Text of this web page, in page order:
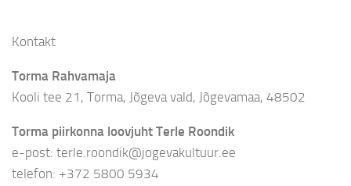
Kontakt
Torma Rahvamaja
Kooli tee 21, Torma, Jõgeva vald, Jõgevamaa, 48502
Torma piirkonna loovjuht Terle Roondik
e-post: terle.roondik@jogevakultuur.ee
telefon: +372 5800 5934